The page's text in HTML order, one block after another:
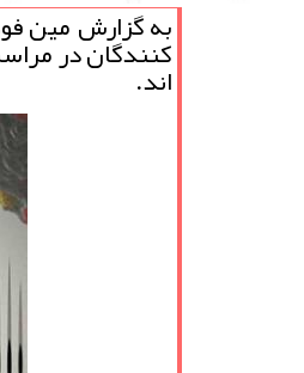
به گزارش مین
کنندگان در
اند.